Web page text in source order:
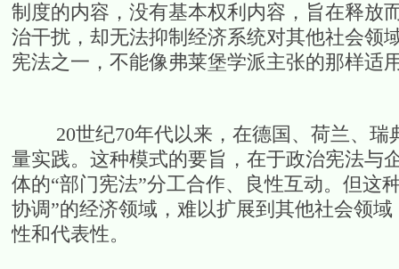
制度的内容，没有基本权利内容，旨在释放
治干扰，却无法抑制经济系统对其他社会领
宪法之一，不能像弗莱堡学派主张的那样适
20世纪70年代以来，在德国、荷兰、瑞
量实践。这种模式的要旨，在于政治宪法与
体的“部门宪法”分工合作、良性互动。但这
协调”的经济领域，难以扩展到其他社会领
性和代表性。